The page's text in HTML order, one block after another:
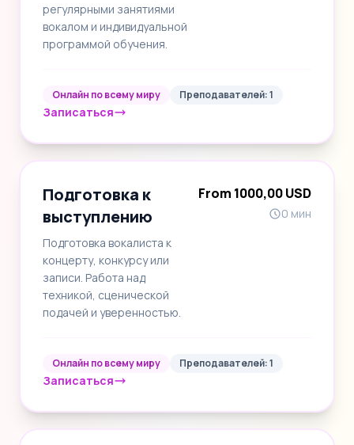
регулярными занятиями
вокалом и индивидуальной
программой обучения.
Онлайн по всему миру Преподавателей: 1
Записаться
Подготовка к
выступлению
Подготовка вокалиста к
концерту, конкурсу или
записи. Работа над
техникой, сценической
подачей и уверенностью.
From 1000,00 USD
0 мин
Онлайн по всему миру Преподавателей: 1
Записаться